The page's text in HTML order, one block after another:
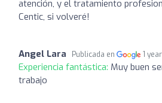
atención, y el tratamiento
Centic, si volveré!
Angel Lara Publicada en 1
Experiencia fantástica: Muy buen
trabajo